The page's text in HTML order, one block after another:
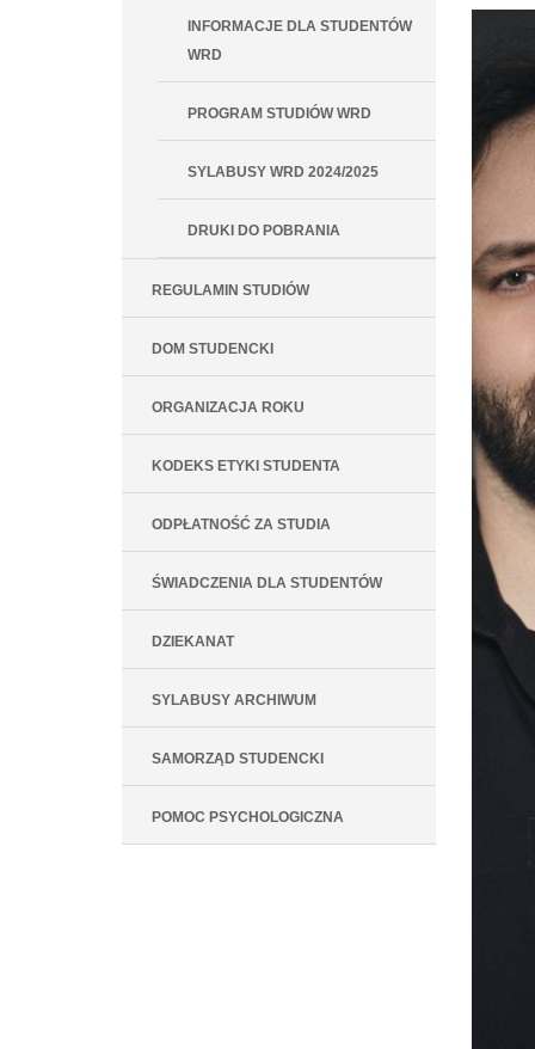
INFORMACJE DLA STUDENTÓW
WRD
PROGRAM STUDIÓW WRD
SYLABUSY WRD 2024/2025
DRUKI DO POBRANIA
REGULAMIN STUDIÓW
DOM STUDENCKI
ORGANIZACJA ROKU
KODEKS ETYKI STUDENTA
ODPŁATNOŚĆ ZA STUDIA
ŚWIADCZENIA DLA STUDENTÓW
DZIEKANAT
SYLABUSY ARCHIWUM
SAMORZĄD STUDENCKI
POMOC PSYCHOLOGICZNA